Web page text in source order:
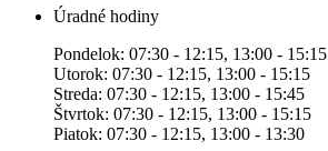
Úradné hodiny
Pondelok: 07:30 - 12:15, 13:00 - 15:15
Utorok: 07:30 - 12:15, 13:00 - 15:15
Streda: 07:30 - 12:15, 13:00 - 15:45
Štvrtok: 07:30 - 12:15, 13:00 - 15:15
Piatok: 07:30 - 12:15, 13:00 - 13:30